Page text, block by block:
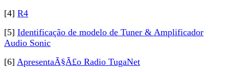
[4] R4
[5] Identificação de modelo de Tuner & Amplificador
Audio Sonic
[6] ApresentaÃ§Ã£o Radio TugaNet